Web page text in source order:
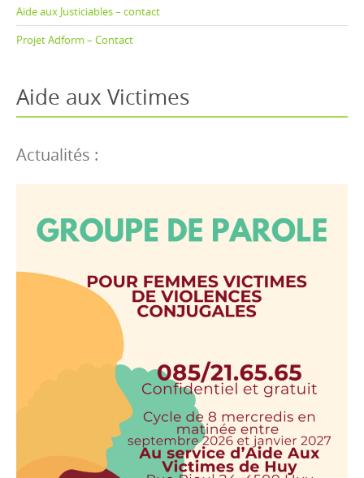
Aide aux Justiciables – contact
Projet Adform – Contact
Aide aux Victimes
Actualités :